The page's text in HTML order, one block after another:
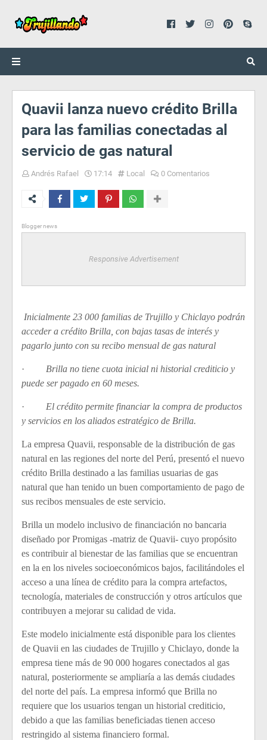
Quavii lanza nuevo crédito Brilla
para las familias conectadas al
servicio de gas natural
Andrés Rafael 17:14 Local 0 Comentarios
Blogger news
Responsive Advertisement
Inicialmente 23 000 familias de Trujillo y Chiclayo podrán
acceder a crédito Brilla, con bajas tasas de interés y
pagarlo junto con su recibo mensual de gas natural
· Brilla no tiene cuota inicial ni historial crediticio y
puede ser pagado en 60 meses.
· El crédito permite financiar la compra de productos
y servicios en los aliados estratégico de Brilla.
La empresa Quavii, responsable de la distribución de gas
natural en las regiones del norte del Perú, presentó el nuevo
crédito Brilla destinado a las familias usuarias de gas
natural que han tenido un buen comportamiento de pago de
sus recibos mensuales de este servicio.
Brilla un modelo inclusivo de financiación no bancaria
diseñado por Promigas -matriz de Quavii- cuyo propósito
es contribuir al bienestar de las familias que se encuentran
en la en los niveles socioeconómicos bajos, facilitándoles el
acceso a una línea de crédito para la compra artefactos,
tecnología, materiales de construcción y otros artículos que
contribuyen a mejorar su calidad de vida.
Este modelo inicialmente está disponible para los clientes
de Quavii en las ciudades de Trujillo y Chiclayo, donde la
empresa tiene más de 90 000 hogares conectados al gas
natural, posteriormente se ampliaría a las demás ciudades
del norte del país. La empresa informó que Brilla no
requiere que los usuarios tengan un historial crediticio,
debido a que las familias beneficiadas tienen acceso
restringido al sistema financiero formal.